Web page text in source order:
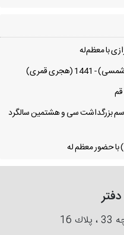
با معظم‌له
سی و هشتمین سالگرد
معظم له